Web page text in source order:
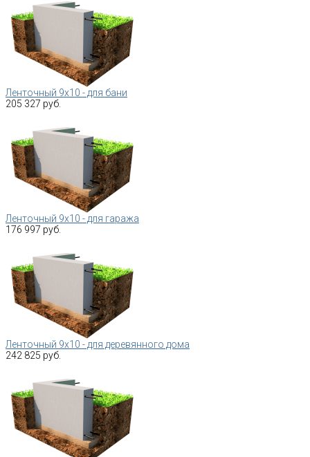
Ленточный 9х10 - для бани
205 327 руб.
Ленточный 9х10 - для гаража
176 997 руб.
Ленточный 9х10 - для деревянного дома
242 825 руб.